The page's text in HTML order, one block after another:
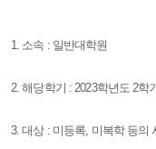
1. 소속 : 일반대학원
2. 해당학기 : 2023학년도 2학
3. 대상 : 미등록, 미복학 등의